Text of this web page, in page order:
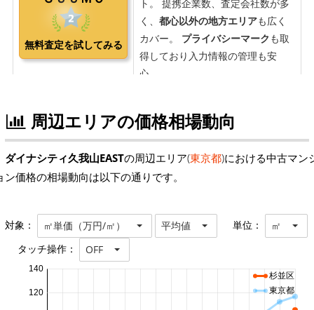
周辺エリアの価格相場動向
ダイナシティ久我山EASTの周辺エリア(東京都)における中古マン
ン価格の相場動向は以下の通りです。
対象： ㎡単価（万円/㎡） 平均値 単位： ㎡
タッチ操作： OFF
120
140
杉並区
東京都